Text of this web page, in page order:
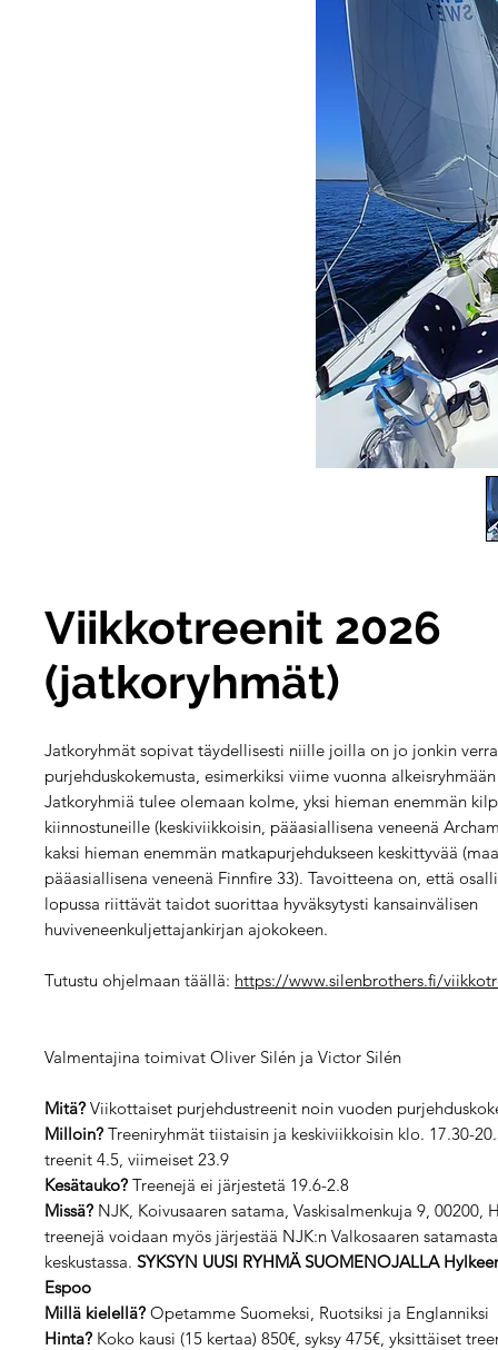
Viikkotreenit 2026
(jatkoryhmät)
Jatkoryhmät sopivat täydellisesti niille joilla on jo jonkin
purjehduskokemusta, esimerkiksi viime vuonna
Jatkoryhmiä tulee olemaan kolme, yksi hieman enemmän
kiinnostuneille (keskiviikkoisin, pääasiallisena veneenä
kaksi hieman enemmän matkapurjehdukseen keskittyvää
pääasiallisena veneenä Finnfire 33). Tavoitteena on, että
lopussa riittävät taidot suorittaa hyväksytysti kansainvälisen
huviveneenkuljettajankirjan ajokokeen.
Tutustu ohjelmaan täällä: https://www.silenbrothers.fi/
Valmentajina toimivat Oliver Silén ja Victor Silén
Mitä? Viikottaiset purjehdustreenit noin vuoden
Milloin? Treeniryhmät tiistaisin ja keskiviikkoisin klo. 17.30-
treenit 4.5, viimeiset 23.9
Kesätauko? Treenejä ei järjestetä 19.6-2.8
Missä? NJK, Koivusaaren satama, Vaskisalmenkuja 9, 00200,
treenejä voidaan myös järjestää NJK:n Valkosaaren
keskustassa. SYKSYN UUSI RYHMÄ SUOMENOJALLA
Espoo
Millä kielellä? Opetamme Suomeksi, Ruotsiksi ja Englanniksi
Hinta? Koko kausi (15 kertaa) 850€, syksy 475€, yksittäiset